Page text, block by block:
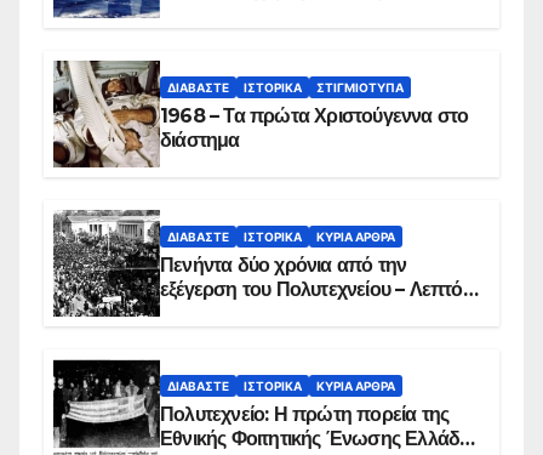
ΔΙΑΒΆΣΤΕ ΙΣΤΟΡΙΚΆ ΣΤΙΓΜΙΌΤΥΠΑ
1968 – Τα πρώτα Χριστούγεννα στο
διάστημα
ΔΙΑΒΆΣΤΕ ΙΣΤΟΡΙΚΆ ΚΥΡΙΑ ΑΡΘΡΑ
Πενήντα δύο χρόνια από την
εξέγερση του Πολυτεχνείου – Λεπτό
ΔΙΑΒΆΣΤΕ ΙΣΤΟΡΙΚΆ ΚΥΡΙΑ ΑΡΘΡΑ
Πολυτεχνείο: Η πρώτη πορεία της
Εθνικής Φοιτητικής Ένωσης Ελλάδος